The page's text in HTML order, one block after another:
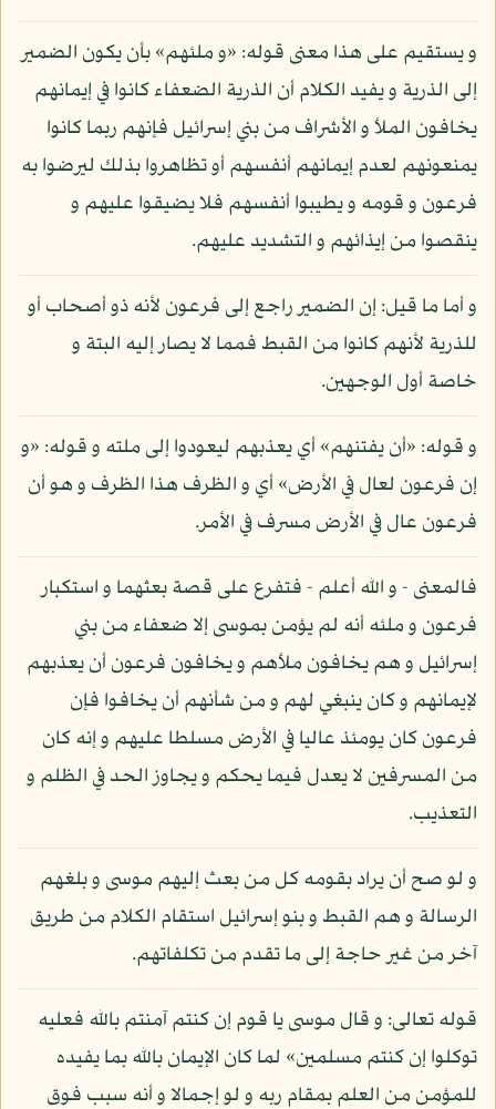
و يستقيم على هذا معنى قوله: «و ملئهم» بأن يكون الضمير
إلى الذرية و يفيد الكلام أن الذرية الضعفاء كانوا في إيمانهم
يخافون الملأ و الأشراف من بني إسرائيل فإنهم ربما كانوا
يمنعونهم لعدم إيمانهم أنفسهم أو تظاهروا بذلك ليرضوا به
فرعون و قومه و يطيبوا أنفسهم فلا يضيقوا عليهم و
ينقصوا من إيذائهم و التشديد عليهم.
و أما ما قيل: إن الضمير راجع إلى فرعون لأنه ذو أصحاب أو
للذرية لأنهم كانوا من القبط فمما لا يصار إليه البتة و
خاصة أول الوجهين.
و قوله: «أن يفتنهم» أي يعذبهم ليعودوا إلى ملته و قوله: «و
إن فرعون لعال في الأرض» أي و الظرف هذا الظرف و هو أن
فرعون عال في الأرض مسرف في الأمر.
فالمعنى - و الله أعلم - فتفرع على قصة بعثهما و استكبار
فرعون و ملئه أنه لم يؤمن بموسى إلا ضعفاء من بني
إسرائيل و هم يخافون ملأهم و يخافون فرعون أن يعذبهم
لإيمانهم و كان ينبغي لهم و من شأنهم أن يخافوا فإن
فرعون كان يومئذ عاليا في الأرض مسلطا عليهم و إنه كان
من المسرفين لا يعدل فيما يحكم و يجاوز الحد في الظلم و
التعذيب.
و لو صح أن يراد بقومه كل من بعث إليهم موسى و بلغهم
الرسالة و هم القبط و بنو إسرائيل استقام الكلام من طريق
آخر من غير حاجة إلى ما تقدم من تكلفاتهم.
قوله تعالى: و قال موسى يا قوم إن كنتم آمنتم بالله فعليه
توكلوا إن كنتم مسلمين» لما كان الإيمان بالله بما يفيده
للمؤمن من العلم بمقام ربه و لو إجمالا و أنه سبب فوق